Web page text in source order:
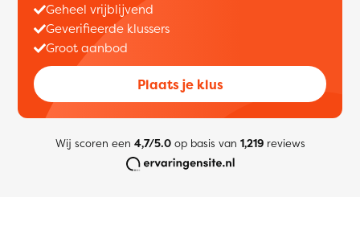
Geheel vrijblijvend
Geverifieerde klussers
Groot aanbod
Plaats je klus
Wij scoren een 4,7/5.0op basis van 1,219reviews